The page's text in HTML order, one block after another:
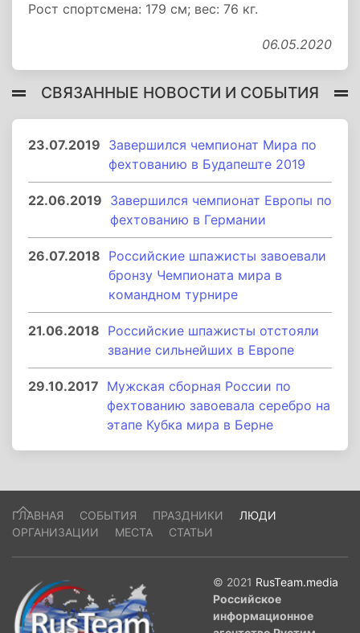
Рост спортсмена: 179 см; вес: 76 кг.
06.05.2020
СВЯЗАННЫЕ НОВОСТИ И СОБЫТИЯ
23.07.2019 Завершился чемпионат Мира по
фехтованию в Будапеште 2019
22.06.2019 Завершился чемпионат Европы по
фехтованию в Германии
26.07.2018 Российские шпажисты завоевали
бронзу Чемпионата мира в
командном турнире
21.06.2018 Российские шпажисты отстояли
звание сильнейших в Европе
29.10.2017 Мужская сборная России по
фехтованию завоевала серебро на
этапе Кубка мира в Берне
ГЛАВНАЯ СОБЫТИЯ ПРАЗДНИКИ
ЛЮДИ
ОРГАНИЗАЦИИ
МЕСТА СТАТЬИ
© 2021 RusTeam.media
Российское
информационное